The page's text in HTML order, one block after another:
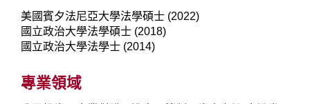
美國賓夕法尼亞大學法學碩士 (2022)
國立政治大學法學碩士 (2018)
國立政治大學法學士 (2014)
專業領域